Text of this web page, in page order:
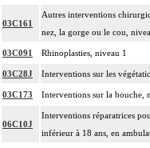
03C161
Autres interventions
nez, la gorge ou le cou,
03C091 Rhinoplasties, niveau 1
03C28J Interventions sur les
03C173 Interventions sur la bouche,
06C10J
Interventions réparatrices
inférieur à 18 ans, en